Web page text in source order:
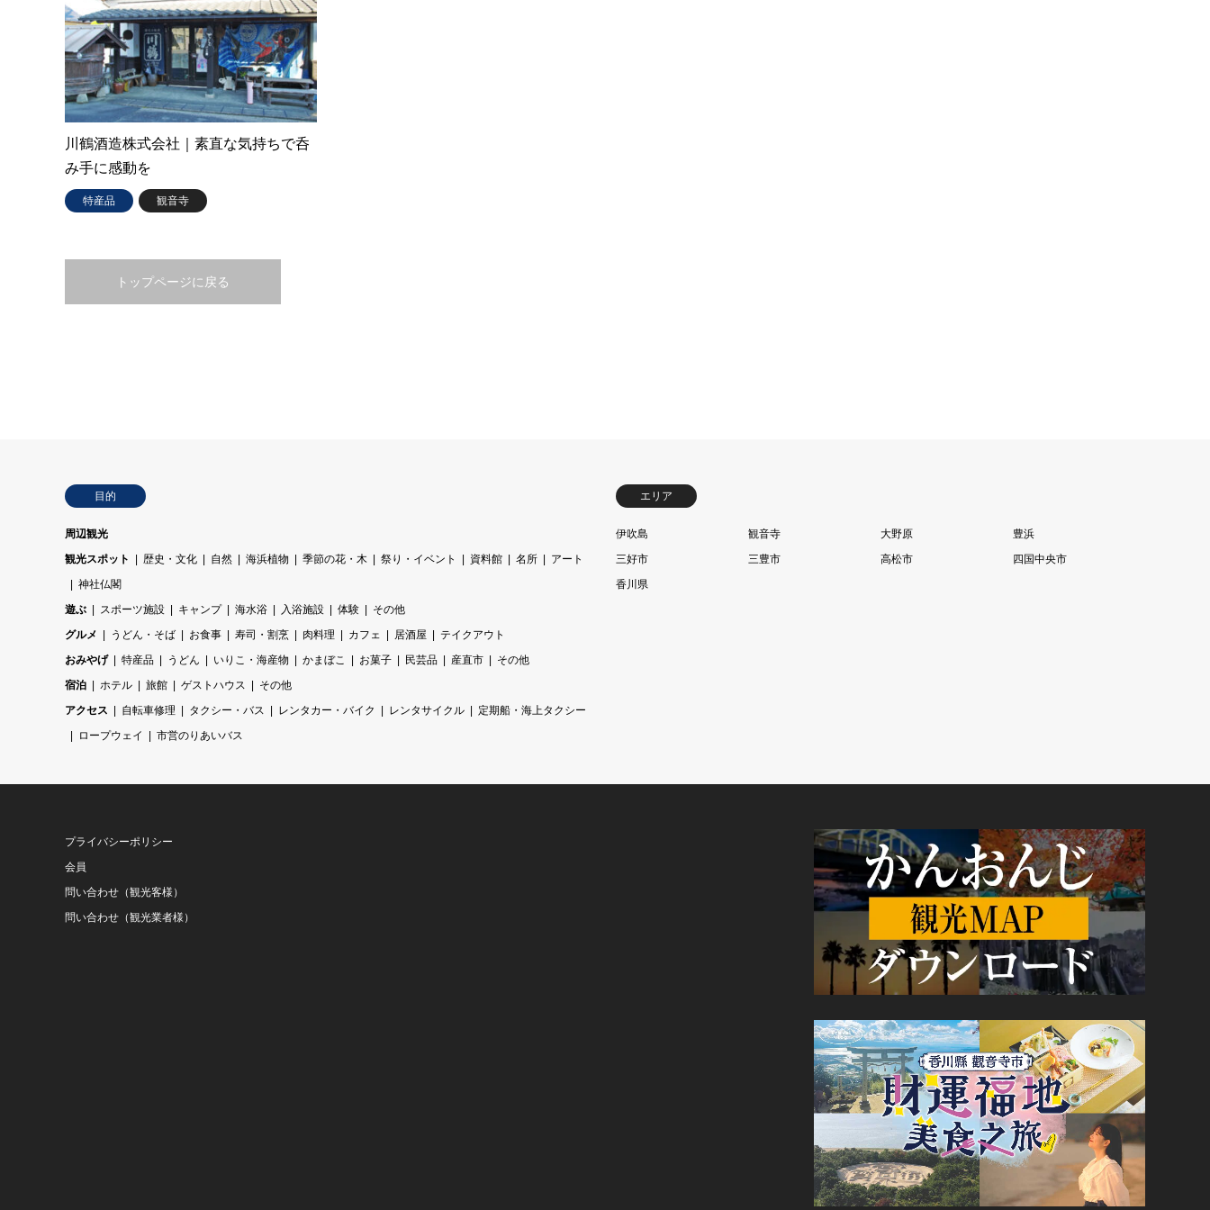
川鶴酒造株式会社｜素直な気持ちで呑
み手に感動を
特産品 観音寺
トップページに戻る
目的
周辺観光
観光スポット
歴史・文化 自然 海浜植物 季節の花・木 祭り・イベント 資料館 名所
アート
神社仏閣
遊ぶ
スポーツ施設 キャンプ 海水浴 入浴施設 体験
その他
グルメ
うどん・そば お食事 寿司・割烹 肉料理 カフェ 居酒屋
テイクアウト
おみやげ
特産品 うどん いりこ・海産物 かまぼこ お菓子 民芸品 産直市
その他
宿泊
ホテル 旅館 ゲストハウス
その他
アクセス
自転車修理 タクシー・バス レンタカー・バイク レンタサイクル
定期船・海上タクシー
ロープウェイ
市営のりあいバス
エリア
伊吹島 観音寺 大野原
豊浜
三好市
三豊市 高松市
四国中央市
香川県
プライバシーポリシー
会員
問い合わせ（観光客様）
問い合わせ（観光業者様）